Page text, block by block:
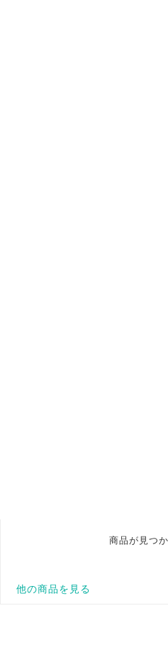
商品が見つ
他の商品を見る